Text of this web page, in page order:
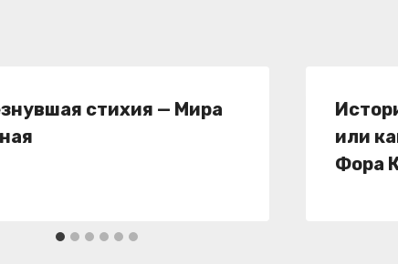
стихия — Мира
или
Фора